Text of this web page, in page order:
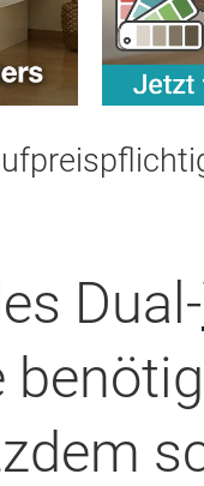
Dual-